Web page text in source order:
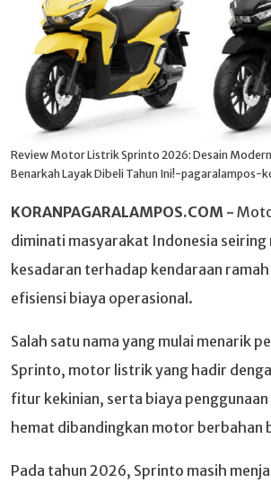
Review Motor Listrik Sprinto 2026: Desain
Benarkah Layak Dibeli Tahun Ini!-pagaralampos-
KORANPAGARALAMPOS.COM -
diminati masyarakat Indonesia seiring
kesadaran terhadap kendaraan
efisiensi biaya operasional.
Salah satu nama yang mulai menarik
Sprinto, motor listrik yang hadir
fitur kekinian, serta biaya penggunaan
hemat dibandingkan motor berbahan
Pada tahun 2026, Sprinto masih